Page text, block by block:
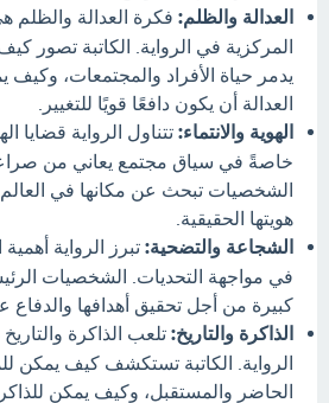
العدالة والظلم: فكرة العدالة والظلم
المركزية في الرواية. الكاتبة تصور
يدمر حياة الأفراد والمجتمعات،
العدالة أن يكون دافعًا قويًا للتغيير.
الهوية والانتماء: تتناول الرواية قضايا
خاصةً في سياق مجتمع يعاني من
الشخصيات تبحث عن مكانها في
هويتها الحقيقية.
الشجاعة والتضحية: تبرز الرواية
في مواجهة التحديات. الشخصيات
كبيرة من أجل تحقيق أهدافها والدفاع
الذاكرة والتاريخ: تلعب الذاكرة
الرواية. الكاتبة تستكشف كيف يمكن
الحاضر والمستقبل، وكيف يمكن